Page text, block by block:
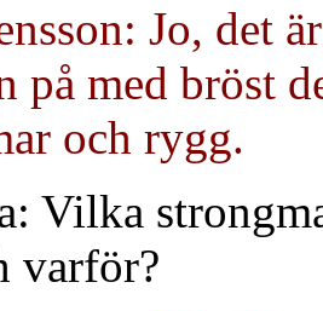
Jo, det
på med bröst
och rygg.
Vilka
varför?